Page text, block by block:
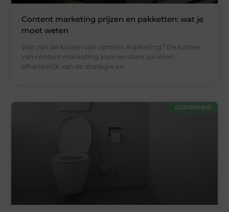
Content marketing prijzen en pakketten: wat je
moet weten
Wat zijn de kosten van content marketing? De kosten
van content marketing kunnen sterk variëren,
afhankelijk van de strategie en
GEZONDHEID